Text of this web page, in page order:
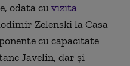
odată cuvizita
Zelenski la Casa
cu capacitate
Javelin, dar și